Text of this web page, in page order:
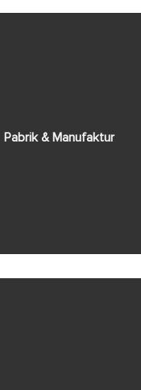
Pabrik & Manufaktur